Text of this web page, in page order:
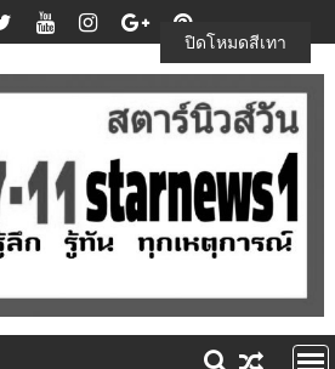
ปิดโหมดสีเทา